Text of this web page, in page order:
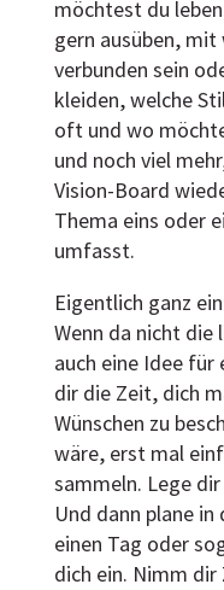
möchtest du
gern ausüben, mit
verbunden sein
kleiden, welche
oft und wo
und noch viel
Vision-Board
Thema eins oder
umfasst.
Eigentlich ganz
Wenn da nicht die
auch eine Idee für
dir die Zeit, dich
Wünschen zu
wäre, erst mal
sammeln. Lege
Und dann plane
einen Tag oder
dich ein. Nimm